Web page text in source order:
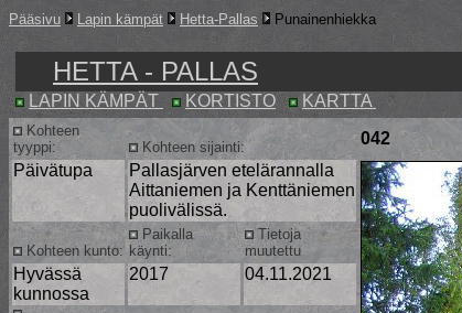
Pääsivu Lapin kämpät Hetta-Pallas Punainenhiekka
HETTA - PALLAS
LAPIN KÄMPÄT KORTISTO KARTTA
Kohteen
tyyppi:
Kohteen sijainti: 042
Päivätupa
Pallasjärven etelärannalla
Aittaniemen ja Kenttäniemen
puolivälissä.
Kohteen kunto:
Paikalla
käynti:
Tietoja
muutettu
Hyvässä
kunnossa
2017 04.11.2021